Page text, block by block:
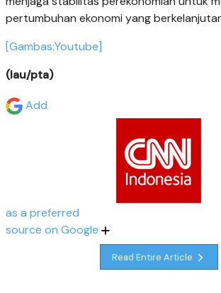
pertumbuhan ekonomi yang
[Gambas:Youtube]
(lau/pta)
Add
as a preferred
source on Google
Read Entire Article